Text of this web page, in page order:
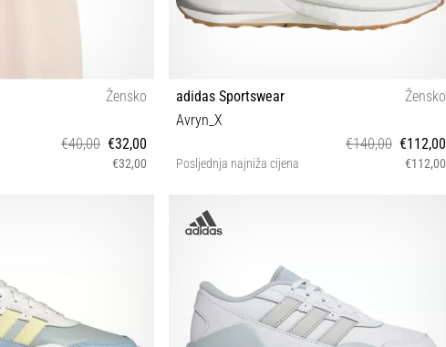
Žensko
€40,00 €32,00
€32,00
adidas Sportswear
Žensko
Avryn_X
€140,00 €112,00
Posljednja najniža cijena €112,00